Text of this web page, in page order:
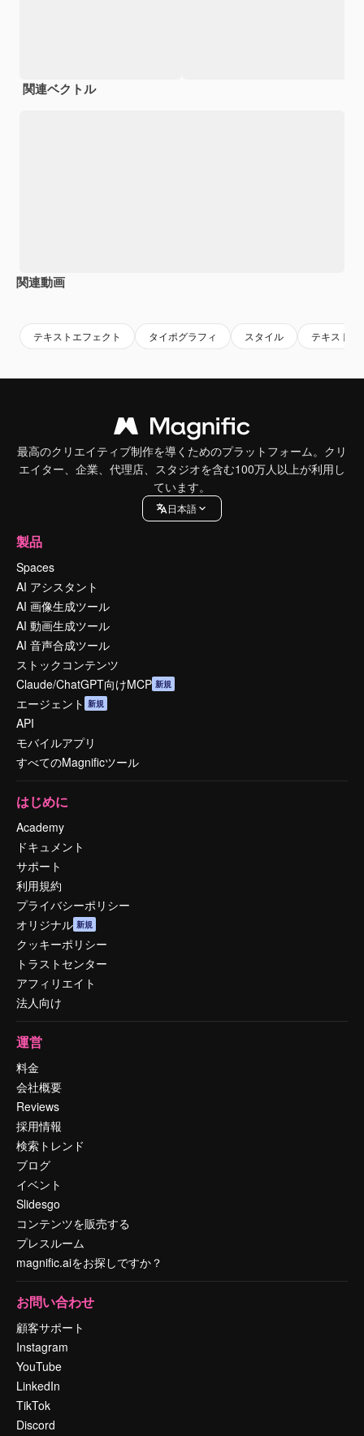
関連ベクトル
関連動画
テキストエフェクト タイポグラフィ スタイル テキスト
最高のクリエイティブ制作を導くためのプラットフォーム。クリ
エイター、企業、代理店、スタジオを含む100万人以上が利用し
ています。
日本語
製品
Spaces
AI アシスタント
AI 画像生成ツール
AI 動画生成ツール
AI 音声合成ツール
ストックコンテンツ
Claude/ChatGPT向けMCP 新規
エージェント 新規
API
モバイルアプリ
すべてのMagnificツール
はじめに
Academy
ドキュメント
サポート
利用規約
プライバシーポリシー
オリジナル 新規
クッキーポリシー
トラストセンター
アフィリエイト
法人向け
運営
料金
会社概要
Reviews
採用情報
検索トレンド
ブログ
イベント
Slidesgo
コンテンツを販売する
プレスルーム
magnific.aiをお探しですか？
お問い合わせ
顧客サポート
Instagram
YouTube
LinkedIn
TikTok
Discord